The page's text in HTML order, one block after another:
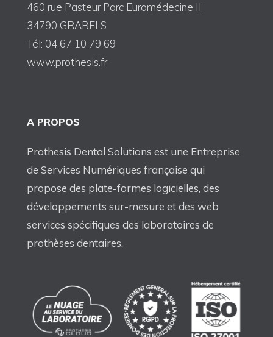
460 rue Pasteur Parc Euromédecine II
34790 GRABELS
Tél: 04 67 10 79 69
www.prothesis.fr
A PROPOS
Prothesis Dental Solutions est une Entreprise
de Services Numériques française qui
propose des plate-formes logicielles, des
développements sur-mesure et des web
services spécifiques des laboratoires de
prothèses dentaires.